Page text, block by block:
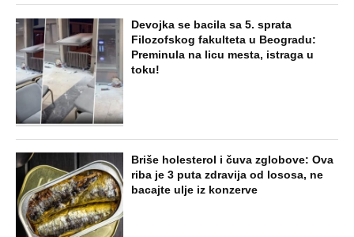
Devojka se bacila sa 5. sprata
Filozofskog fakulteta u Beogradu:
Preminula na licu mesta, istraga u
toku!
Briše holesterol i čuva zglobove: Ova
riba je 3 puta zdravija od lososa, ne
bacajte ulje iz konzerve